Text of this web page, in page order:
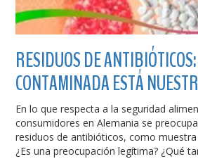
RESIDUOS DE
CONTAMINADA ESTÁ
En lo que respecta a la seguridad
consumidores en Alemania se
residuos de antibióticos, como
¿Es una preocupación legítima? ¿Qué